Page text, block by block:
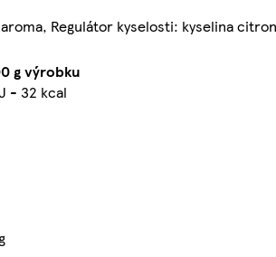
Regulátor kyselosti: kyselina
g výrobku
- 32 kcal